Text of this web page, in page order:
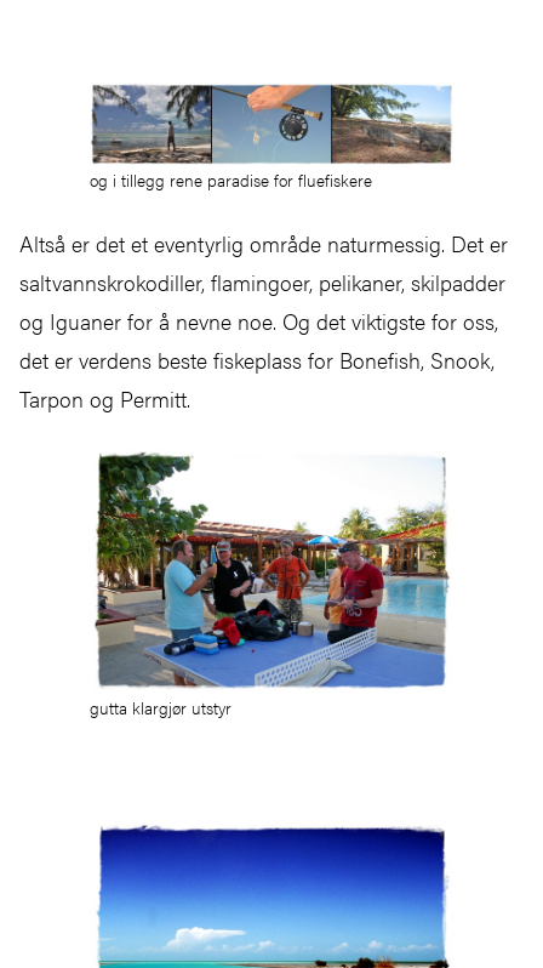
og i tillegg rene paradise for fluefiskere
Altså er det et eventyrlig område naturmessig. Det er
saltvannskrokodiller, flamingoer, pelikaner, skilpadder
og Iguaner for å nevne noe. Og det viktigste for oss,
det er verdens beste fiskeplass for Bonefish, Snook,
Tarpon og Permitt.
gutta klargjør utstyr